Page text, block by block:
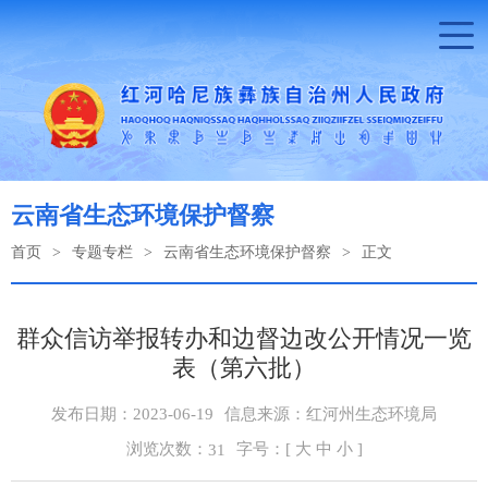
云南省生态环境保护督察
首页 > 专题专栏 > 云南省生态环境保护督察 > 正文
群众信访举报转办和边督边改公开情况一览
表（第六批）
发布日期：2023-06-19
信息来源：红河州生态环境局
浏览次数： 31 字号：[ 大 中 小]